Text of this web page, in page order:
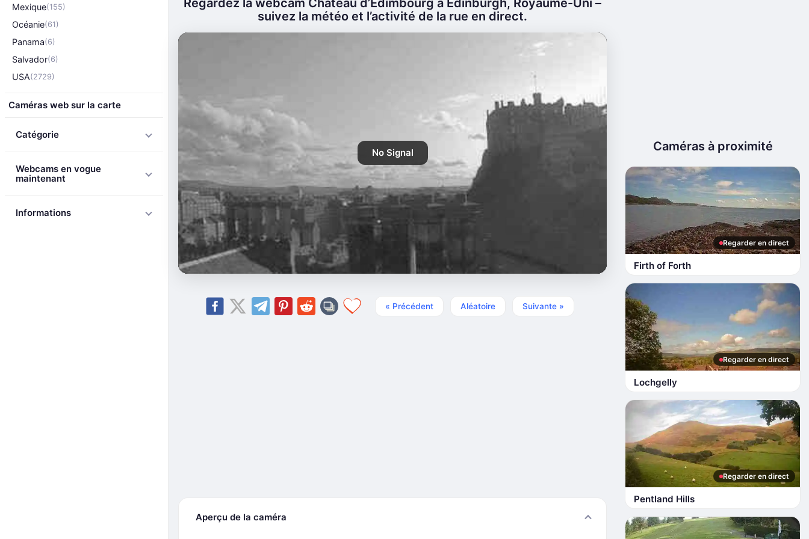
Mexique(155)
Océanie(61)
Panama(6)
Salvador(6)
USA(2729)
Caméras web sur la carte
Catégorie
Webcams en vogue
maintenant
Informations
Regardez la webcam Château d’Édimbourg à Edinburgh, Royaume-Uni –
suivez la météo et l’activité de la rue en direct.
No Signal
« Précédent Aléatoire Suivante »
Aperçu de la caméra
Caméras à proximité
Regarder en direct
Firth of Forth
Regarder en direct
Lochgelly
Regarder en direct
Pentland Hills